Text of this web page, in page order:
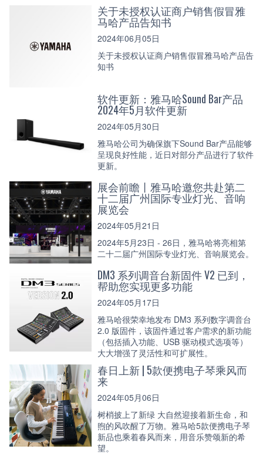
关于未授权认证商户销售假冒雅
马哈产品告知书
2024年06月05日
关于未授权认证商户销售假冒雅马哈产品告
知书
软件更新：雅马哈Sound Bar产品
2024年5月软件更新
2024年05月30日
雅马哈公司为确保旗下Sound Bar产品能够
呈现良好性能，近日对部分产品进行了软件
更新。
展会前瞻丨雅马哈邀您共赴第二
十二届广州国际专业灯光、音响
展览会
2024年05月21日
2024年5月23日 - 26日，雅马哈将亮相第
二十二届广州国际专业灯光、音响展览会。
DM3 系列调音台新固件 V2 已到，
帮助您实现更多功能
2024年05月17日
雅马哈很荣幸地发布 DM3 系列数字调音台
2.0 版固件，该固件通过客户需求的新功能
（包括插入功能、USB 驱动模式选项等）
大大增强了灵活性和可扩展性。
春日上新 | 5款便携电子琴乘风而
来
2024年05月06日
树梢披上了新绿 大自然迎接着新生命，和
煦的风吹醒了万物。雅马哈5款便携电子琴
新品也乘着春风而来，用音乐赞颂新的希
望。